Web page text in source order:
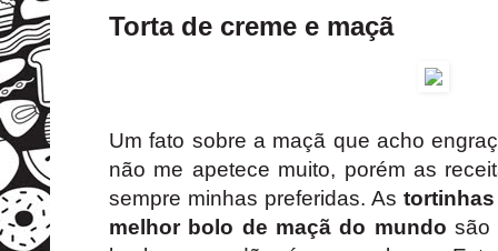
Torta de creme e maçã
Um fato sobre a maçã que acho
não me apetece muito, porém as
sempre minhas preferidas. As
melhor bolo de maçã do mundo são